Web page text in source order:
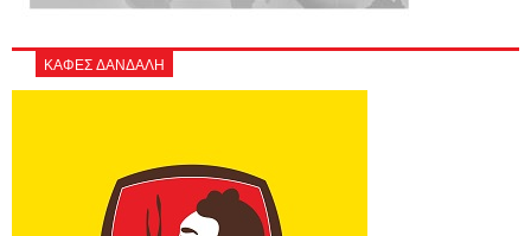
ΚΑΦΕΣ ΔΑΝΔΑΛΗ